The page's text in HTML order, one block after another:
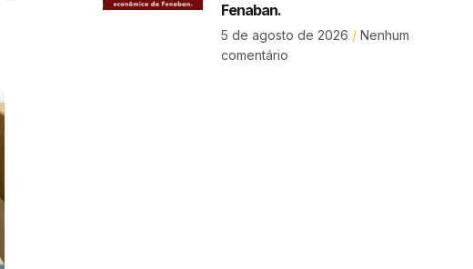
Fenaban.
5 de agosto de 2026 Nenhum
comentário